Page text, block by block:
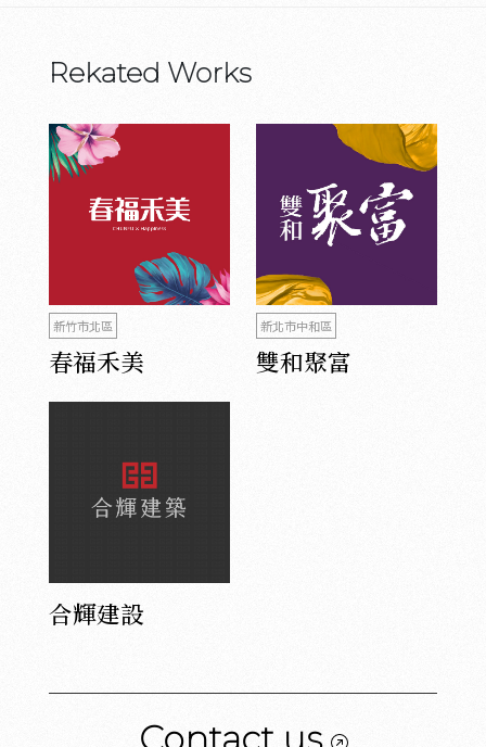
Rekated Works
新竹市北區
春福禾美
新北市中和區
雙和聚富
合輝建設